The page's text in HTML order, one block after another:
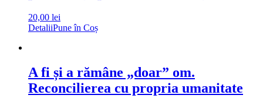
20,00 lei
DetaliiPune în Coș
A fi și a rămâne „doar” om.
Reconcilierea cu propria umanitate